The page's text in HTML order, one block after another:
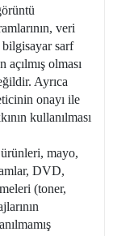
veri
bilgisayar sarf
olması
Ayrıca
onayı ile
kullanılması
mayo,
DVD,
(toner,